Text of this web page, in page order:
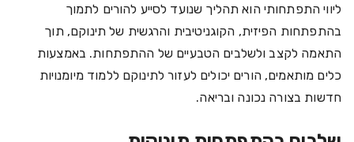
ליווי התפתחותי הוא תהליך שנועד לסייע להורים לתמוך
בהתפתחות הפיזית, הקוגניטיבית והרגשית של תינוקם, תוך
התאמה לקצב ולשלבים הטבעיים של ההתפתחות. באמצעות
כלים מותאמים, הורים יכולים לעזור לתינוקם ללמוד מיומנויות
חדשות בצורה נכונה ובריאה.